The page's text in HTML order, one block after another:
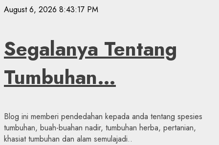
Skip
August 6, 2026 8:43:18 PM
Segalanya Tentang
Tumbuhan…
Blog ini memberi pendedahan kepada anda tentang spesies
tumbuhan, buah-buahan nadir, tumbuhan herba, pertanian,
khasiat tumbuhan dan alam semulajadi..